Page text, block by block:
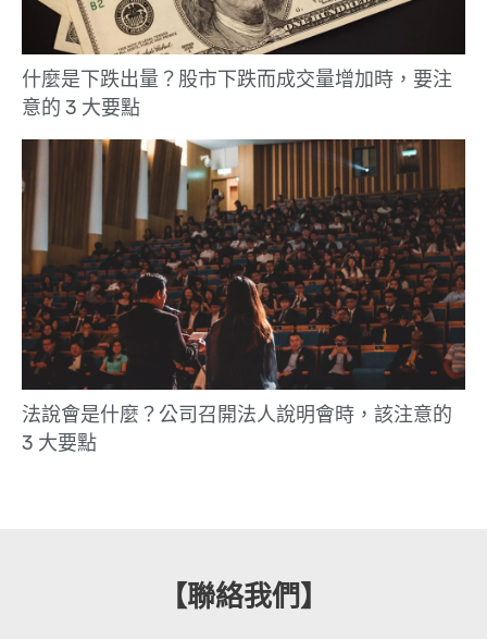
什麼是下跌出量？股市下跌而成交量增加時，要注
意的 3 大要點
法說會是什麼？公司召開法人說明會時，該注意的
3 大要點
【聯絡我們】